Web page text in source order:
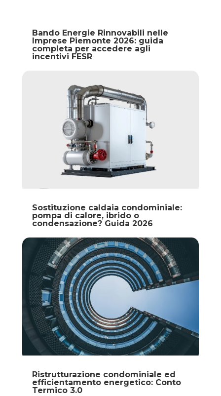
Bando Energie Rinnovabili nelle
Imprese Piemonte 2026: guida
completa per accedere agli
incentivi FESR
Sostituzione caldaia condominiale:
pompa di calore, ibrido o
condensazione? Guida 2026
Ristrutturazione condominiale ed
efficientamento energetico: Conto
Termico 3.0